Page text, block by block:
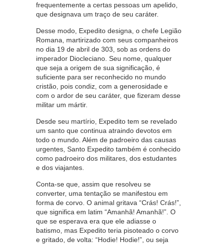
frequentemente a certas pessoas um apelido,
que designava um traço de seu caráter.
Desse modo, Expedito designa, o chefe Legião
Romana, martirizado com seus companheiros
no dia 19 de abril de 303, sob as ordens do
imperador Diocleciano. Seu nome, qualquer
que seja a origem de sua significação, é
suficiente para ser reconhecido no mundo
cristão, pois condiz, com a generosidade e
com o ardor de seu caráter, que fizeram desse
militar um mártir.
Desde seu martírio, Expedito tem se revelado
um santo que continua atraindo devotos em
todo o mundo. Além de padroeiro das causas
urgentes, Santo Expedito também é conhecido
como padroeiro dos militares, dos estudantes
e dos viajantes.
Conta-se que, assim que resolveu se
converter, uma tentação se manifestou em
forma de corvo. O animal gritava “Crás! Crás!”,
que significa em latim “Amanhã! Amanhã!”. O
que se esperava era que ele adiasse o
batismo, mas Expedito teria pisoteado o corvo
e gritado, de volta: “Hodie! Hodie!”, ou seja